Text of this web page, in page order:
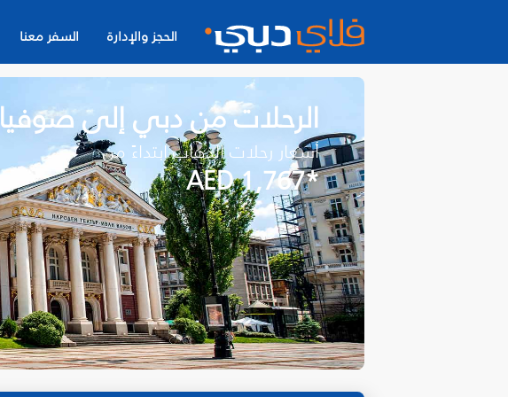
الحجز والإدارة السفر معنا
الرحلات من دبي إلى صوفيا
أسعار رحلات الذهاب ابتداءً من
*AED 1,767